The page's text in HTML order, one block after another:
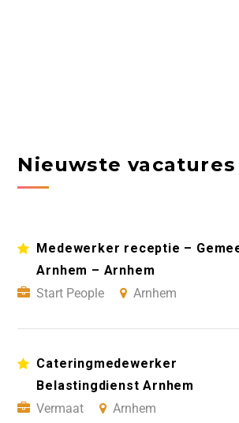
Nieuwste vacatures
Medewerker receptie –
Arnhem – Arnhem
Start People
Arnhem
Cateringmedewerker
Belastingdienst Arnhem
Vermaat
Arnhem